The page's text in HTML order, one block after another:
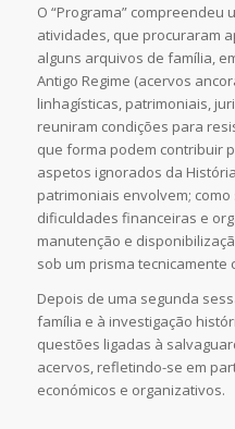
O “Programa” compreendeu
atividades, que procuraram
alguns arquivos de família,
Antigo Regime (acervos
linhagísticas, patrimoniais,
reuniram condições para
que forma podem contribuir
aspetos ignorados da
patrimoniais envolvem;
dificuldades financeiras e
manutenção e
sob um prisma tecnicamente
Depois de uma segunda
família e à investigação
questões ligadas à
acervos, refletindo-se em
económicos e organizativos.